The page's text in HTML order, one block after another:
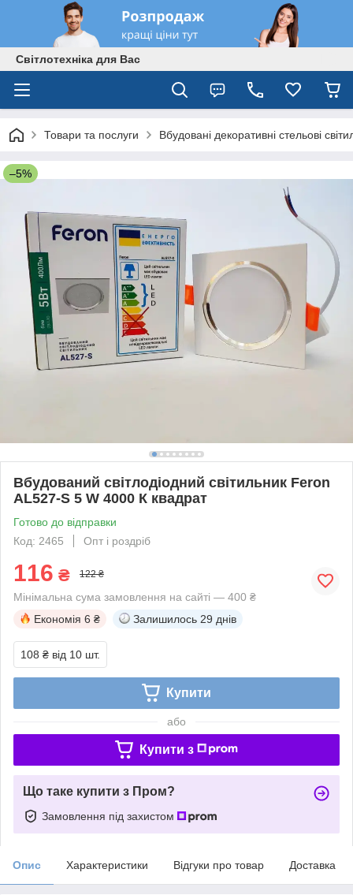
Світлотехніка для Вас
Товари та послуги Вбудовані декоративні стельові
–5%
Вбудований світлодіодний світильник Feron
AL527-S 5 W 4000 К квадрат
Готово до відправки
Код: 2465
Опт і роздріб
116 ₴ 122 ₴
Мінімальна сума замовлення на сайті — 400 ₴
Економія 6 ₴ Залишилось 29 днів
108 ₴ від 10 шт.
Купити
або
Купити з
Що таке купити з Пром?
Замовлення під захистом
Опис Характеристики Відгуки про товар Доставка